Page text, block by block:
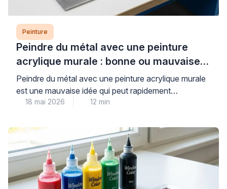
Peinture
Peindre du métal avec une peinture
acrylique murale : bonne ou mauvaise
idée ?
Peindre du métal avec une peinture acrylique murale
est une mauvaise idée qui peut rapidement
compromettre la durabilité et l’esthétique de vos
pour les surfaces poreuses comme le plâtre, n’offrent
ni l’adhérence ni la protection anticorrosion
nécessaires aux supports métalliques, exposant ainsi
votre installation à l’écaillage et à la […]
18 mai 2026 12 min